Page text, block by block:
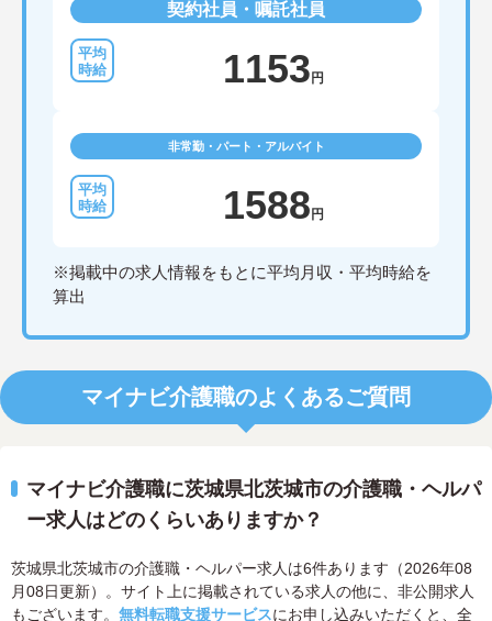
契約社員・嘱託社員
1153 円
非常勤・パート・アルバイト
1588 円
※掲載中の求人情報をもとに平均月収・平均時給を
算出
マイナビ介護職のよくあるご質問
マイナビ介護職に茨城県北茨城市の介護職・ヘルパ
ー求人はどのくらいありますか？
茨城県北茨城市の介護職・ヘルパー求人は6件あります（2026年08
月08日更新）。サイト上に掲載されている求人の他に、非公開求人
もございます。 無料転職支援サービスにお申し込みいただくと、全